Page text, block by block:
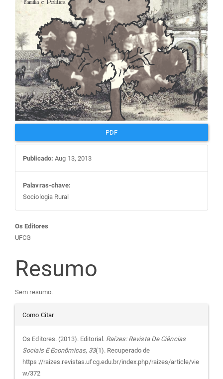
PDF
Publicado: Aug 13, 2013
Palavras-chave:
Sociologia Rural
Conteúdo
do
artigo
principal
Os Editores
UFCG
Resumo
Sem resumo.
Detalhes
do
artigo
Como Citar
Os Editores. (2013). Editorial. Raízes: Revista De Ciências
Sociais E Econômicas, 33(1). Recuperado de
https://raizes.revistas.ufcg.edu.br/index.php/raizes/article/vie
w/372